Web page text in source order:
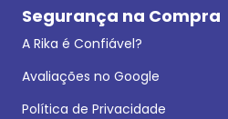
Segurança na Compra
A Rika é Confiável?
Avaliações no Google
Política de Privacidade